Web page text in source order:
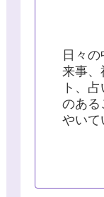
日々
来事、
ト、
のある
やいて